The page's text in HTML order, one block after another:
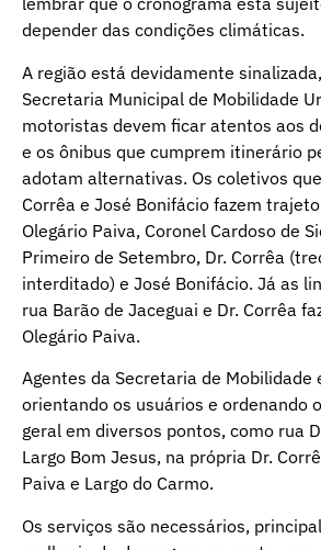
depender das condições climáticas.
A região está devidamente
Secretaria Municipal de Mobilidade
motoristas devem ficar atentos aos
e os ônibus que cumprem itinerário
adotam alternativas. Os coletivos
Corrêa e José Bonifácio fazem
Olegário Paiva, Coronel Cardoso de
Primeiro de Setembro, Dr. Corrêa
interditado) e José Bonifácio. Já as
rua Barão de Jaceguai e Dr. Corrêa
Olegário Paiva.
Agentes da Secretaria de Mobilidade
orientando os usuários e ordenando
geral em diversos pontos, como rua
Largo Bom Jesus, na própria Dr.
Paiva e Largo do Carmo.
Os serviços são necessários,